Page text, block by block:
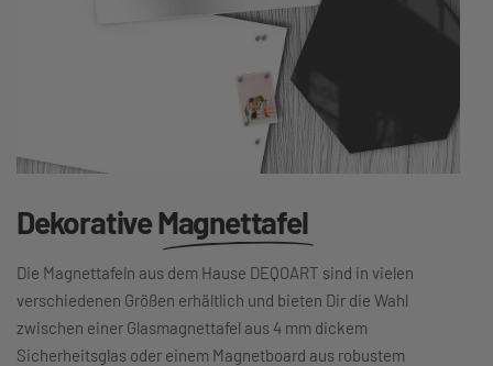
DekorativeMagnettafel
Die Magnettafeln aus dem Hause DEQOART sind in vielen
verschiedenen Größen erhältlich und bieten Dir die Wahl
zwischen einer Glasmagnettafel aus 4 mm dickem
Sicherheitsglas oder einem Magnetboard aus robustem